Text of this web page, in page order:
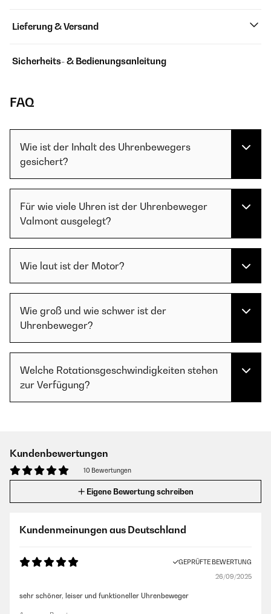
Lieferung & Versand
Sicherheits- & Bedienungsanleitung
FAQ
Wie ist der Inhalt des Uhrenbewegers
gesichert?
Für wie viele Uhren ist der Uhrenbeweger
Valmont ausgelegt?
Wie laut ist der Motor?
Wie groß und wie schwer ist der
Uhrenbeweger?
Welche Rotationsgeschwindigkeiten stehen
zur Verfügung?
Kundenbewertungen
10 Bewertungen
Eigene Bewertung schreiben
Kundenmeinungen aus Deutschland
GEPRÜFTE BEWERTUNG
26/09/2025
sehr schöner, leiser und funktioneller Uhrenbeweger